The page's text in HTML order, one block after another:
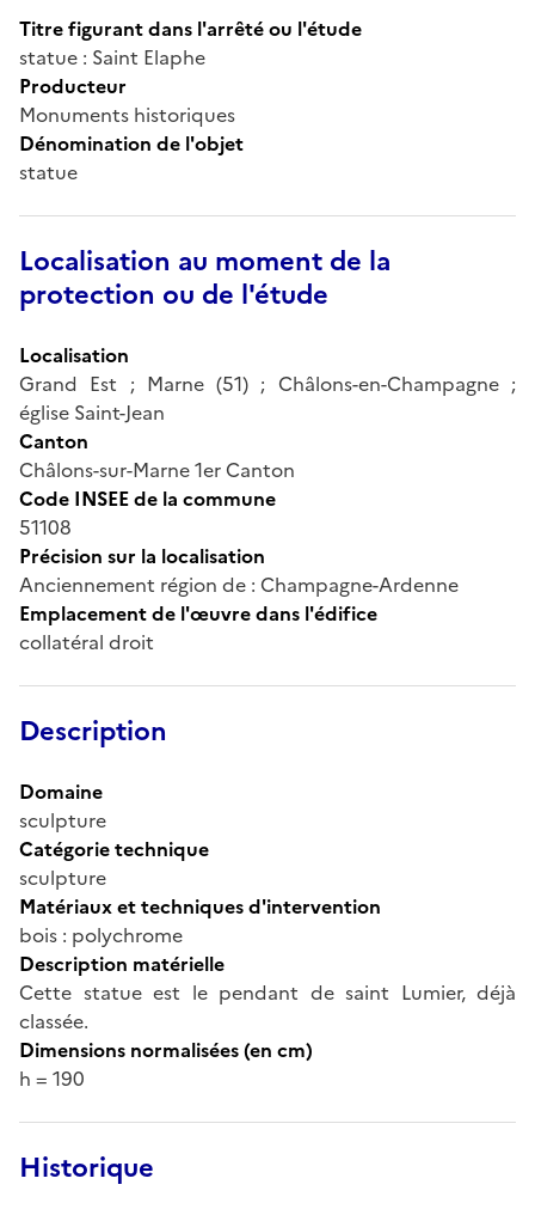
Titre figurant dans l'arrêté ou l'étude
statue : Saint Elaphe
Producteur
Monuments historiques
Dénomination de l'objet
statue
Localisation au moment de la
protection ou de l'étude
Localisation
Grand Est ; Marne (51) ; Châlons-en-Champagne ;
église Saint-Jean
Canton
Châlons-sur-Marne 1er Canton
Code INSEE de la commune
51108
Précision sur la localisation
Anciennement région de : Champagne-Ardenne
Emplacement de l'œuvre dans l'édifice
collatéral droit
Description
Domaine
sculpture
Catégorie technique
sculpture
Matériaux et techniques d'intervention
bois : polychrome
Description matérielle
Cette statue est le pendant de saint Lumier, déjà
classée.
Dimensions normalisées (en cm)
h = 190
Historique